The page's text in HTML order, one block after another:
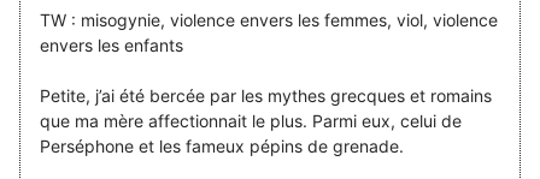
raconter son histoire. Non pas celle des poètes et des
rumeurs, mais la véritable histoire de son enlèvement par
peut-être pas ceux qu'on croit.
TW : misogynie, violence envers les femmes, viol, violence
envers les enfants
Petite, j’ai été bercée par les mythes grecques et romains
que ma mère affectionnait le plus. Parmi eux, celui de
Perséphone et les fameux pépins de grenade.